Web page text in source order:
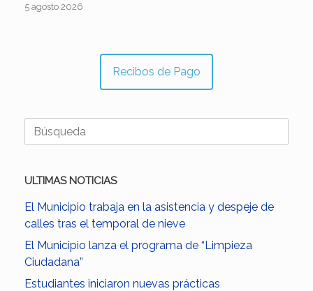
5 agosto 2026
Recibos de Pago
Buscar:
ULTIMAS NOTICIAS
El Municipio trabaja en la asistencia y despeje de
calles tras el temporal de nieve
El Municipio lanza el programa de “Limpieza
Ciudadana”
Estudiantes iniciaron nuevas prácticas